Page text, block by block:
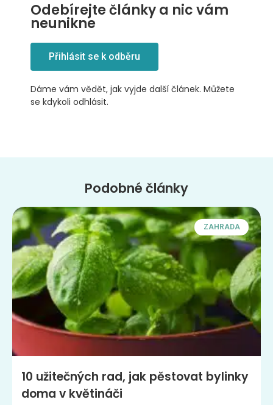
Odebírejte články a nic vám
neunikne
Přihlásit se k odběru
Dáme vám vědět, jak vyjde další článek. Můžete
se kdykoli odhlásit.
Podobné články
ZAHRADA
10 užitečných rad, jak pěstovat bylinky
doma v květináči